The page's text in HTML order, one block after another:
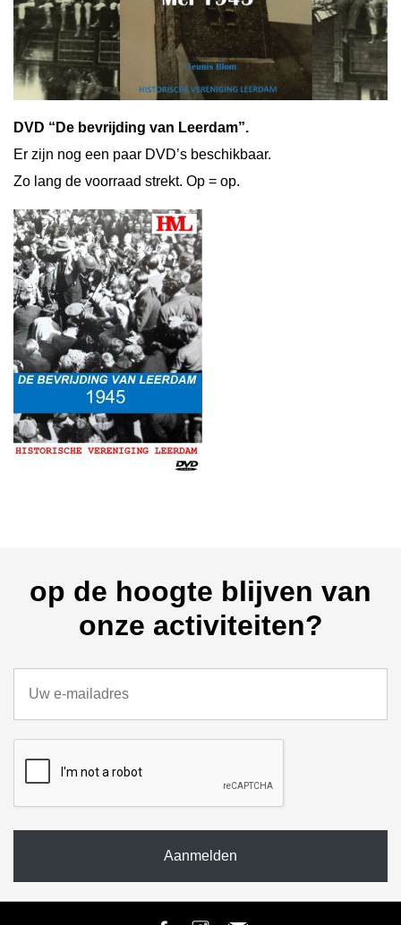
DVD “De bevrijding van Leerdam”.
Er zijn nog een paar DVD’s beschikbaar.
Zo lang de voorraad strekt. Op = op.
op de hoogte blijven van
onze activiteiten?